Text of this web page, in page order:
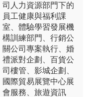
司人力資源部門下的
員工健康與福利課
室、體驗學習發展機
構訓練部門、行銷公
關公司專案執行、婚
禮派對企劃、百貨公
司樓管、影城企劃、
國際貿易展覽中心展
會服務、旅遊資訊